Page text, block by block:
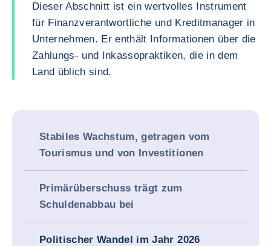
Dieser Abschnitt ist ein wertvolles Instrument
für Finanzverantwortliche und Kreditmanager in
Unternehmen. Er enthält Informationen über die
Zahlungs- und Inkassopraktiken, die in dem
Land üblich sind.
Stabiles Wachstum, getragen vom
Tourismus und von Investitionen
Primärüberschuss trägt zum
Schuldenabbau bei
Politischer Wandel im Jahr 2026